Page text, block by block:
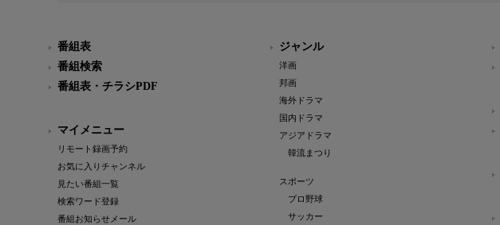
番組表
番組検索
番組表・チラシPDF
マイメニュー
リモート録画予約
お気に入りチャンネル
見たい番組一覧
検索ワード登録
番組お知らせメール
ジャンル
洋画
邦画
海外ドラマ
国内ドラマ
アジアドラマ
韓流まつり
スポーツ
プロ野球
サッカー